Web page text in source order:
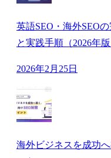
英語SEO・海外SEO
と実践手順（2026年版
2026年2月25日
海外ビジネスを成功